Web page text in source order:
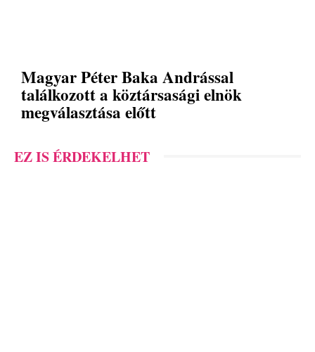
Magyar Péter Baka Andrással
találkozott a köztársasági elnök
megválasztása előtt
EZ IS ÉRDEKELHET